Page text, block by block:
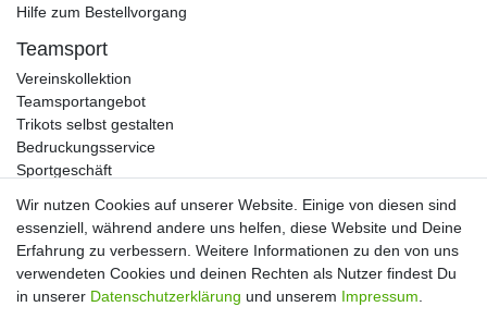
Hilfe zum Bestellvorgang
Teamsport
Vereinskollektion
Teamsportangebot
Trikots selbst gestalten
Bedruckungsservice
Sportgeschäft
Wir nutzen Cookies auf unserer Website. Einige von diesen sind
essenziell, während andere uns helfen, diese Website und Deine
Erfahrung zu verbessern. Weitere Informationen zu den von uns
verwendeten Cookies und deinen Rechten als Nutzer findest Du
in unserer Daten­schutz­erklärung und unserem Impressum